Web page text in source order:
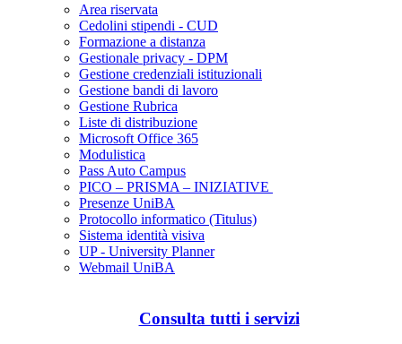
Area riservata
Cedolini stipendi - CUD
Formazione a distanza
Gestionale privacy - DPM
Gestione credenziali istituzionali
Gestione bandi di lavoro
Gestione Rubrica
Liste di distribuzione
Microsoft Office 365
Modulistica
Pass Auto Campus
PICO – PRISMA – INIZIATIVE
Presenze UniBA
Protocollo informatico (Titulus)
Sistema identità visiva
UP - University Planner
Webmail UniBA
Consulta tutti i servizi